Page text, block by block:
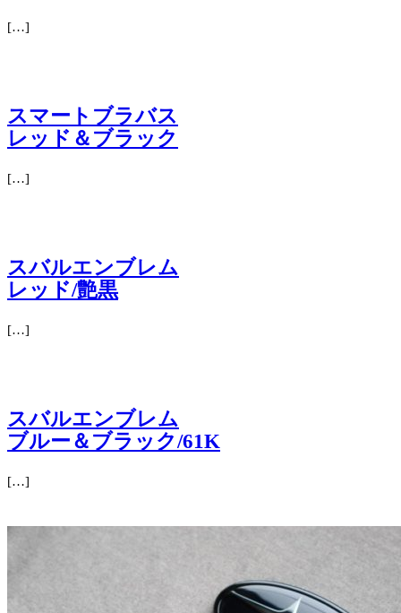
[…]
スマートブラバス
レッド＆ブラック
[…]
スバルエンブレム
レッド/艶黒
[…]
スバルエンブレム
ブルー＆ブラック/61K
[…]